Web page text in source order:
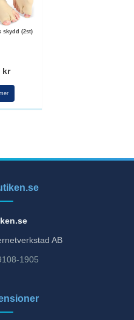
skydd (2st)
kr
AB
1905